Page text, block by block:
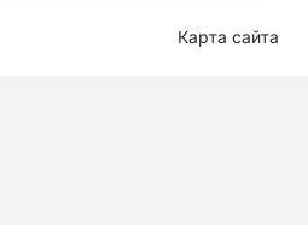
Карта сайта